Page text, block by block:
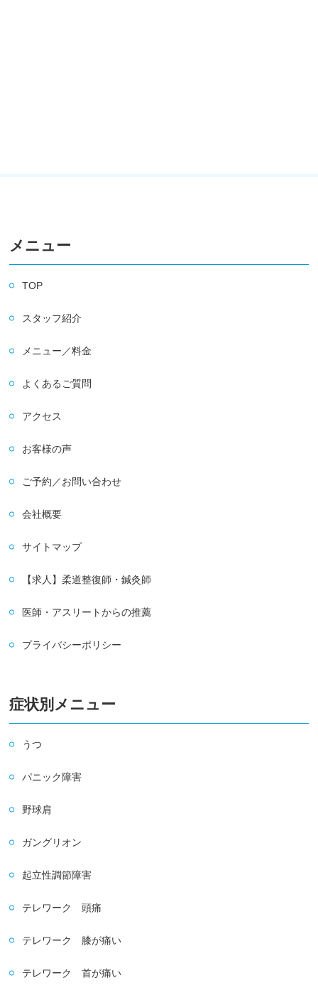
メニュー
TOP
スタッフ紹介
メニュー／料金
よくあるご質問
アクセス
お客様の声
ご予約／お問い合わせ
会社概要
サイトマップ
【求人】柔道整復師・鍼灸師
医師・アスリートからの推薦
プライバシーポリシー
症状別メニュー
うつ
パニック障害
野球肩
ガングリオン
起立性調節障害
テレワーク 頭痛
テレワーク 膝が痛い
テレワーク 首が痛い